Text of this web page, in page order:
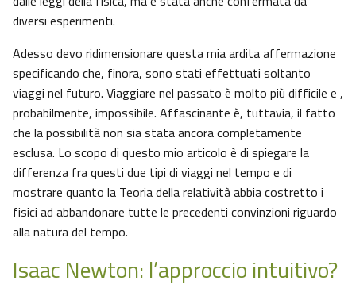
diversi esperimenti.
Adesso devo ridimensionare questa mia ardita affermazione
specificando che, finora, sono stati effettuati soltanto
viaggi nel futuro. Viaggiare nel passato è molto più difficile e ,
probabilmente, impossibile. Affascinante è, tuttavia, il fatto
che la possibilità non sia stata ancora completamente
esclusa. Lo scopo di questo mio articolo è di spiegare la
differenza fra questi due tipi di viaggi nel tempo e di
mostrare quanto la Teoria della relatività abbia costretto i
fisici ad abbandonare tutte le precedenti convinzioni riguardo
alla natura del tempo.
Isaac Newton: l’approccio intuitivo?